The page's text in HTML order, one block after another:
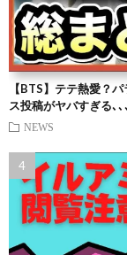
【BTS】テテ熱愛？
ス投稿がヤバすぎる､､､
NEWS